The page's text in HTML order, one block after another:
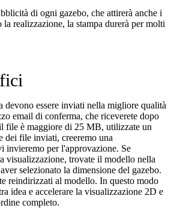
di ogni gazebo, che attirerà anche i
realizzazione, la stampa durerà per molti
devono essere inviati nella migliore qualità
email di conferma, che riceverete dopo
file è maggiore di 25 MB, utilizzate un
dei file inviati, creeremo una
invieremo per l'approvazione. Se
visualizzazione, trovate il modello nella
selezionato la dimensione del gazebo.
reindirizzati al modello. In questo modo
idea e accelerare la visualizzazione 2D e
completo.